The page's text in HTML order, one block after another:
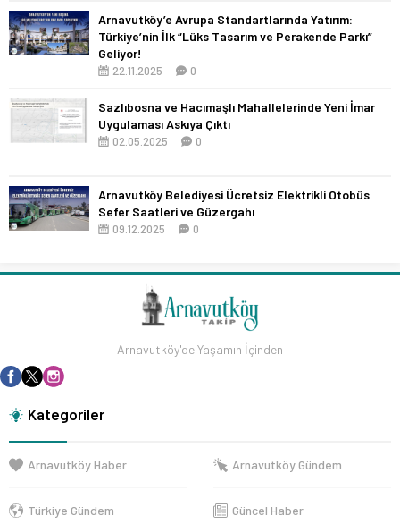
Arnavutköy’e Avrupa Standartlarında Yatırım:
Türkiye’nin İlk “Lüks Tasarım ve Perakende Parkı”
Geliyor!
22.11.2025 0
Sazlıbosna ve Hacımaşlı Mahallelerinde Yeni İmar
Uygulaması Askıya Çıktı
02.05.2025 0
Arnavutköy Belediyesi Ücretsiz Elektrikli Otobüs
Sefer Saatleri ve Güzergahı
09.12.2025 0
Arnavutköy'de Yaşamın İçinden
Kategoriler
Arnavutköy Haber Arnavutköy Gündem
Türkiye Gündem Güncel Haber